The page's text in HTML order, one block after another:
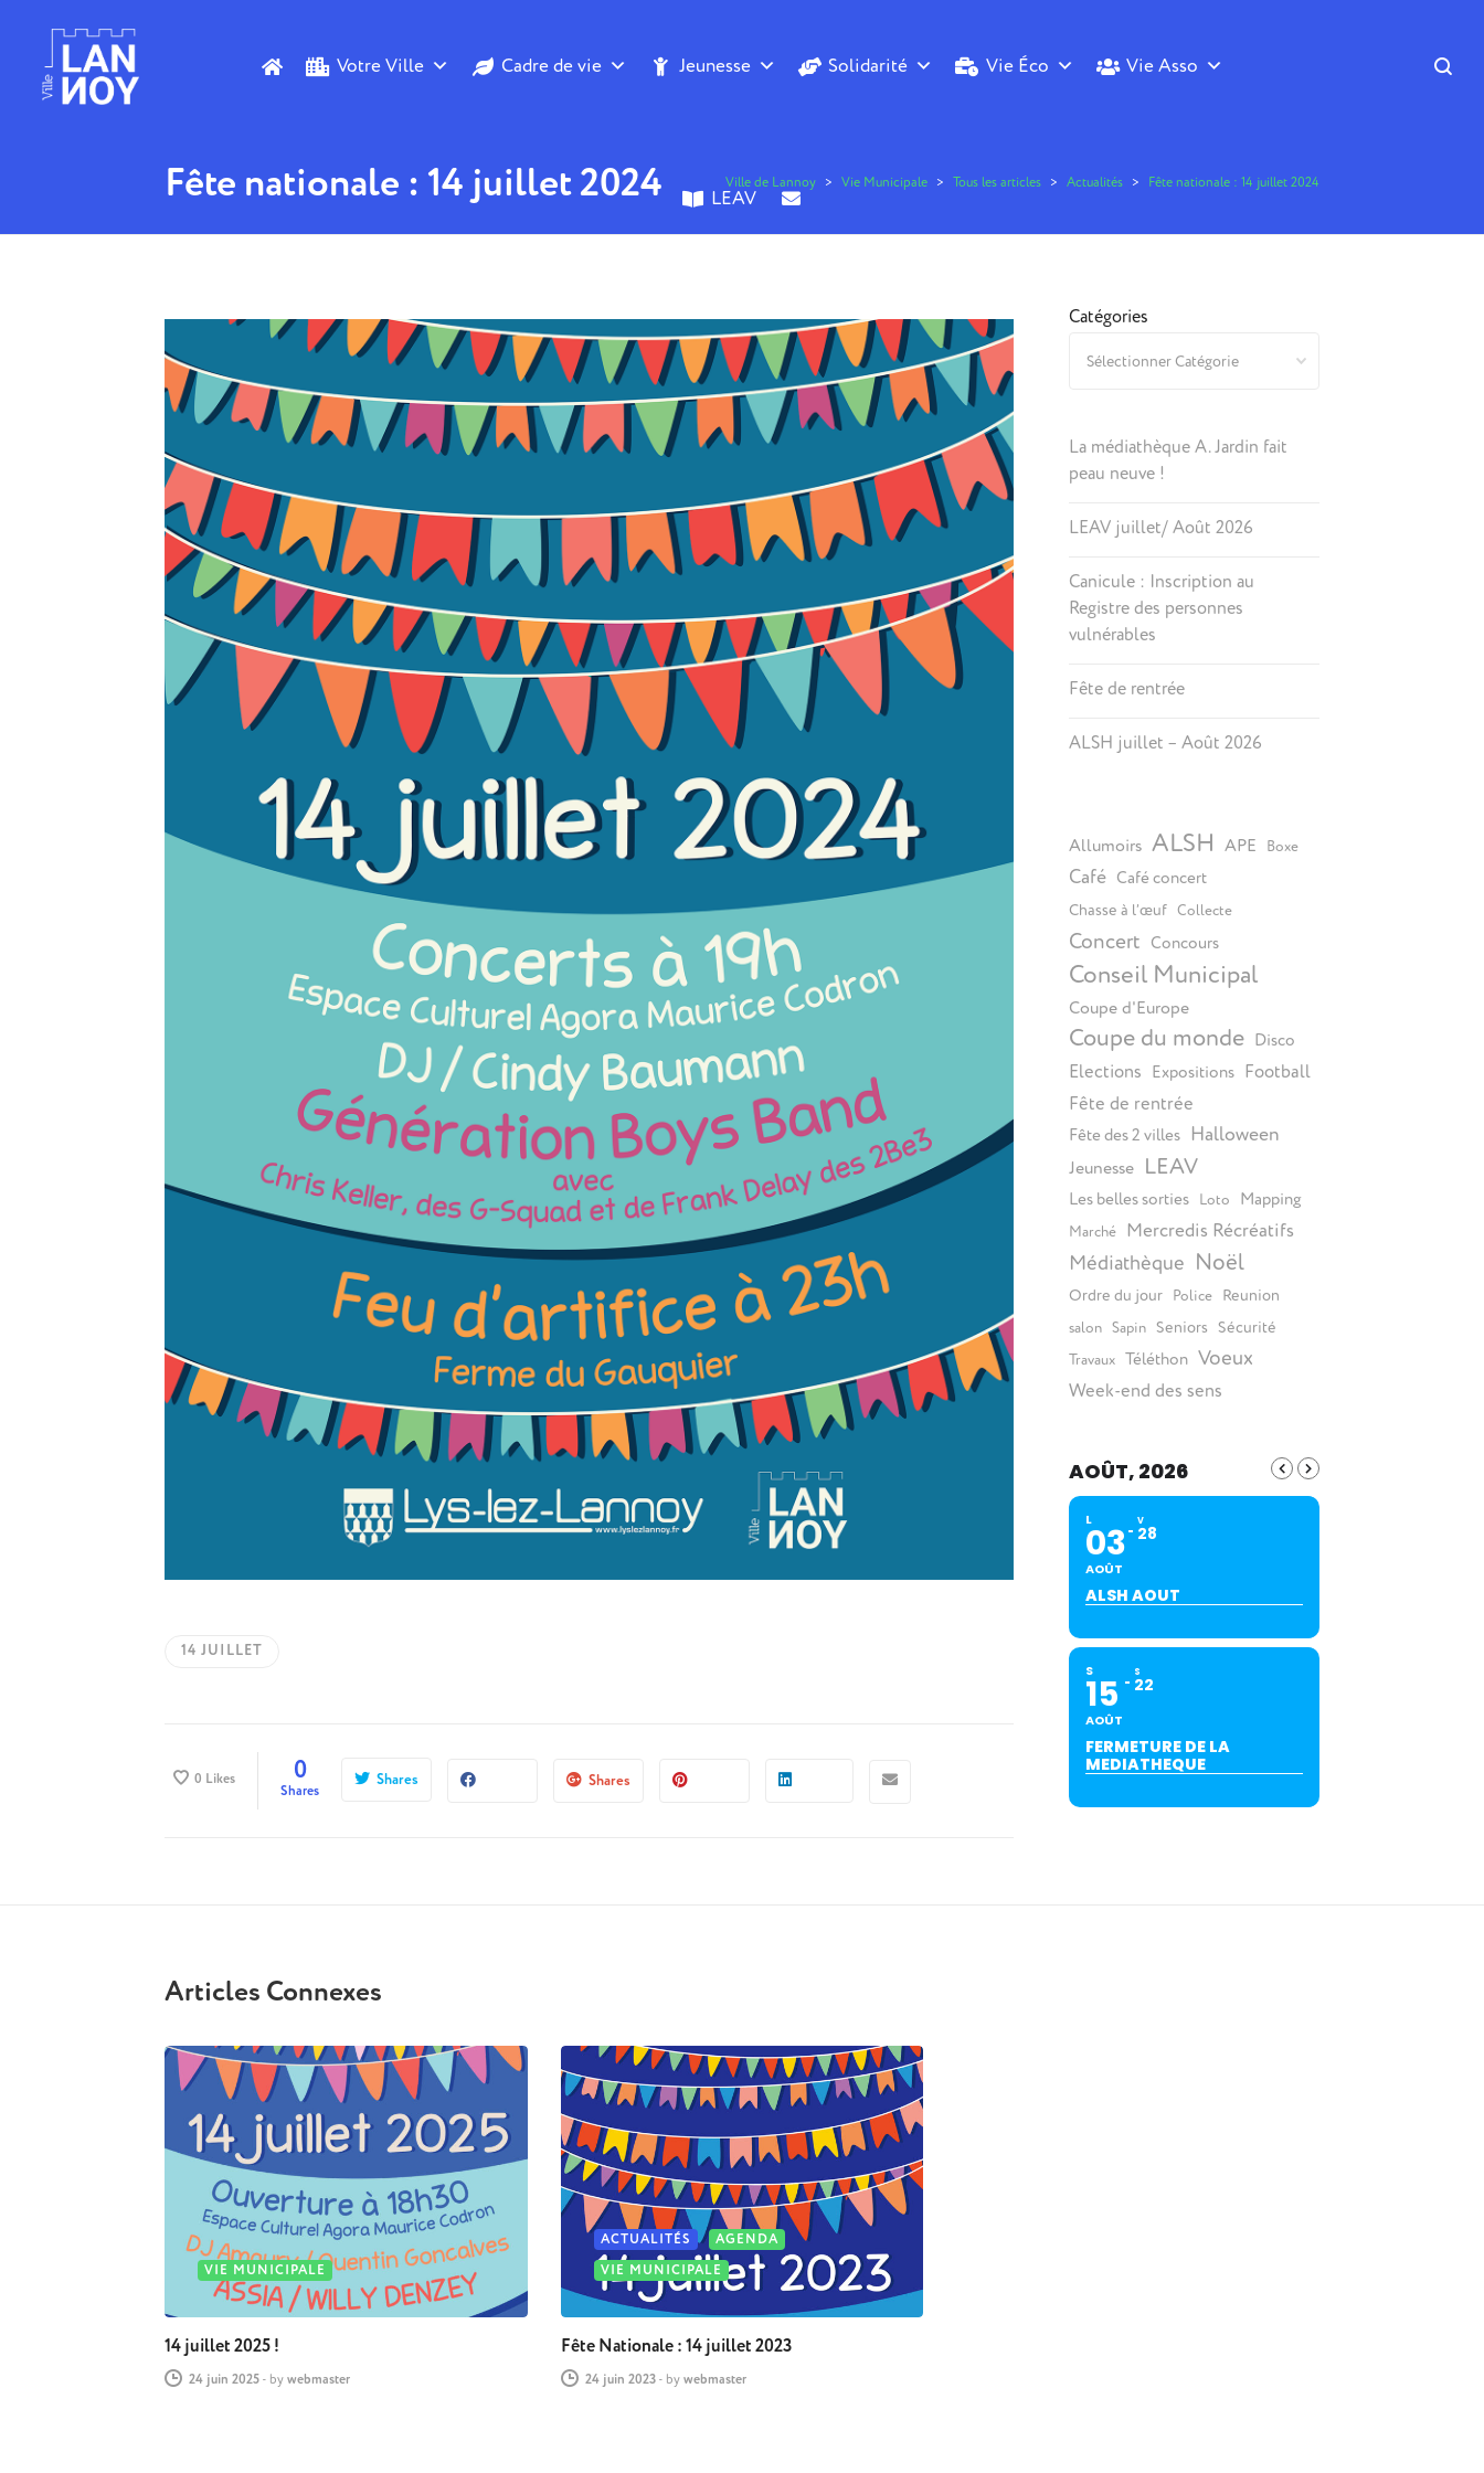
Votre Ville Cadre de vie Jeunesse Solidarité Vie Éco Vie Asso
LEAV
Fête nationale : 14 juillet 2024 Ville de Lannoy > Vie Municipale > Tous les articles > Actualités > Fête nationale : 14 juillet 2024
14 JUILLET
0 Likes 0
Shares
Shares Shares
Catégories
La médiathèque A. Jardin fait
peau neuve !
LEAV juillet/ Août 2026
Canicule : Inscription au
Registre des personnes
vulnérables
Fête de rentrée
ALSH juillet – Août 2026
Allumoirs ALSH APE Boxe
Café Café concert
Chasse à l’œuf Collecte
Concert Concours
Conseil Municipal
Coupe d'Europe
Coupe du monde Disco
Elections Expositions Football
Fête de rentrée
Fête des 2 villes Halloween
Jeunesse LEAV
Les belles sorties Loto Mapping
Marché Mercredis Récréatifs
Médiathèque Noël
Ordre du jour Police Reunion
salon Sapin Seniors Sécurité
Travaux Téléthon Voeux
Week-end des sens
AOÛT, 2026
L
03
AOÛT
V
28
ALSH AOUT
S
15
AOÛT
S
22
FERMETURE DE LA
MEDIATHEQUE
Articles Connexes
VIE MUNICIPALE
14 juillet 2025 !
24 juin 2025 - bywebmaster
ACTUALITÉS
AGENDA
VIE MUNICIPALE
Fête Nationale : 14 juillet 2023
24 juin 2023- by webmaster